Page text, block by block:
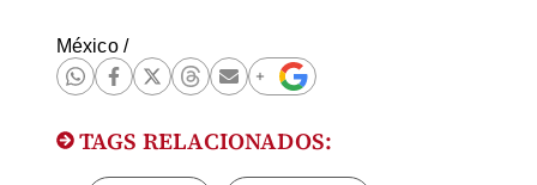
México/
TAGS RELACIONADOS: